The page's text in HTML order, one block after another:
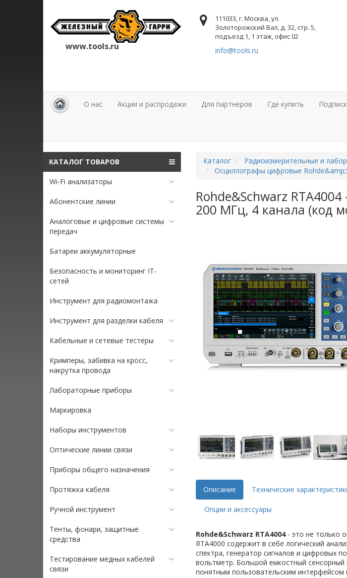
www.tools.ru
111033, г. Москва, ул.
Золоторожский Вал, д. 32, стр. 5,
подъезд 1, 1 этаж, офис 02
info@tools.ru
О нас Акции и распродажи Для партнеров Где купить
КАТАЛОГ ТОВАРОВ
Wi-Fi анализаторы
Абонентские линии
Аналоговые и цифровые системы
передач
Батареи аккумуляторные
Безопасность и мониторинг IT-
сетей
Инструмент для радиомонтажа
Инструмент для разделки кабеля
Кабельные и сетевые тестеры
Кримперы, забивка на кросс,
накрутка провода
Лабораторные приборы
Маркировка
Наборы инструментов
Оптические линии связи
Приборы общего назначения
Протяжка кабеля
Ручной инструмент
Тенты, фонари, защитные
средства
Тестирование медных кабелей
связи
Каталог Радиоизмерительные и
Осциллографы цифровые
Rohde&Schwarz
200 МГц, 4 канала (код
Описание Технические
Опции и аксессуары
Rohde&Schwarz RTA4004 - это не только
RTA4000 содержит в себе логический
спектра, генератор сигналов и цифровых
вольтметр. Большой емкостный
понятным пользовательским интерфейсом